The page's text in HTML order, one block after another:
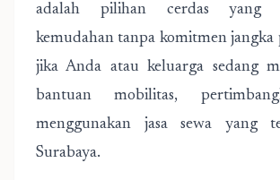
adalah pilihan cerdas yang
kemudahan tanpa komitmen jangka
jika Anda atau keluarga sedang
bantuan mobilitas,
menggunakan jasa sewa yang
Surabaya.